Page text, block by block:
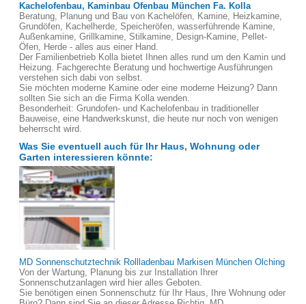
Kachelofenbau, Kaminbau Ofenbau München Fa. Kolla
Beratung, Planung und Bau von Kachelöfen, Kamine, Heizkamine,
Grundöfen, Kachelherde, Speicheröfen, wasserführende Kamine,
Außenkamine, Grillkamine, Stilkamine, Design-Kamine, Pellet-
Öfen, Herde - alles aus einer Hand.
Der Familienbetrieb Kolla bietet Ihnen alles rund um den Kamin und
Heizung. Fachgerechte Beratung und hochwertige Ausführungen
verstehen sich dabi von selbst.
Sie möchten moderne Kamine oder eine moderne Heizung? Dann
sollten Sie sich an die Firma Kolla wenden.
Besonderheit: Grundofen- und Kachelofenbau in traditioneller
Bauweise, eine Handwerkskunst, die heute nur noch von wenigen
beherrscht wird.
Was Sie eventuell auch für Ihr Haus, Wohnung oder
Garten interessieren könnte:
MD Sonnenschutztechnik Rollladenbau Markisen München Olching
Von der Wartung, Planung bis zur Installation Ihrer
Sonnenschutzanlagen wird hier alles Geboten.
Sie benötigen einen Sonnenschutz für Ihr Haus, Ihre Wohnung oder